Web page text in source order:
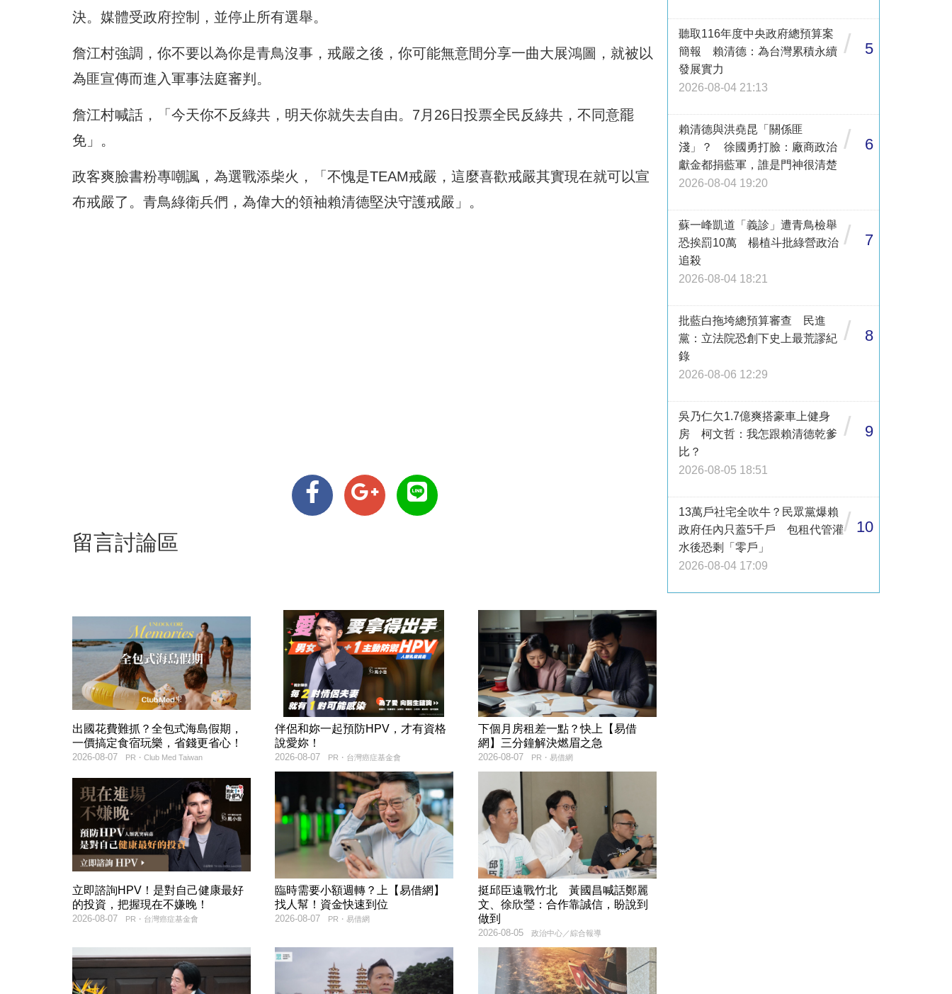
決。媒體受政府控制，並停止所有選舉。
詹江村強調，你不要以為你是青鳥沒事，戒嚴之後，你可能無意間分享一曲大展鴻圖，就被以
為匪宣傳而進入軍事法庭審判。
詹江村喊話，「今天你不反綠共，明天你就失去自由。7月26日投票全民反綠共，不同意罷
免」。
政客爽臉書粉專嘲諷，為選戰添柴火，「不愧是TEAM戒嚴，這麼喜歡戒嚴其實現在就可以宣
布戒嚴了。青鳥綠衛兵們，為偉大的領袖賴清德堅決守護戒嚴」。
留言討論區
出國花費難抓？全包式海島假期，
一價搞定食宿玩樂，省錢更省心！
PR・Club Med Taiwan
2026-08-07
伴侶和妳一起預防HPV，才有資格
說愛妳！
PR・台灣癌症基金會
2026-08-07
下個月房租差一點？快上【易借
網】三分鐘解決燃眉之急
PR・易借網
2026-08-07
立即諮詢HPV！是對自己健康最好
的投資，把握現在不嫌晚！
PR・台灣癌症基金會
2026-08-07
臨時需要小額週轉？上【易借網】
找人幫！資金快速到位
PR・易借網
2026-08-07
挺邱臣遠戰竹北 黃國昌喊話鄭麗
文、徐欣瑩：合作靠誠信，盼說到
做到
政治中心／綜合報導
2026-08-05
聽取116年度中央政府總預算案
簡報 賴清德：為台灣累積永續
發展實力
2026-08-04 21:13
/ 5
賴清德與洪堯昆「關係匪
淺」？ 徐國勇打臉：廠商政治
獻金都捐藍軍，誰是門神很清楚
2026-08-04 19:20
/ 6
蘇一峰凱道「義診」遭青鳥檢舉
恐挨罰10萬 楊植斗批綠營政治
追殺
2026-08-04 18:21
/ 7
批藍白拖垮總預算審查 民進
黨：立法院恐創下史上最荒謬紀
錄
2026-08-06 12:29
/ 8
吳乃仁欠1.7億爽搭豪車上健身
房 柯文哲：我怎跟賴清德乾爹
比？
2026-08-05 18:51
/ 9
13萬戶社宅全吹牛？民眾黨爆賴
政府任內只蓋5千戶 包租代管灌
水後恐剩「零戶」
2026-08-04 17:09
/ 10